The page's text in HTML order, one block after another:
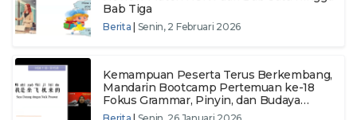
Bab Tiga
Berita Senin, 2 Februari 2026
Kemampuan Peserta Terus Berkembang,
Mandarin Bootcamp Pertemuan ke-18
Fokus Grammar, Pinyin, dan Budaya
Transportasi Tiongkok